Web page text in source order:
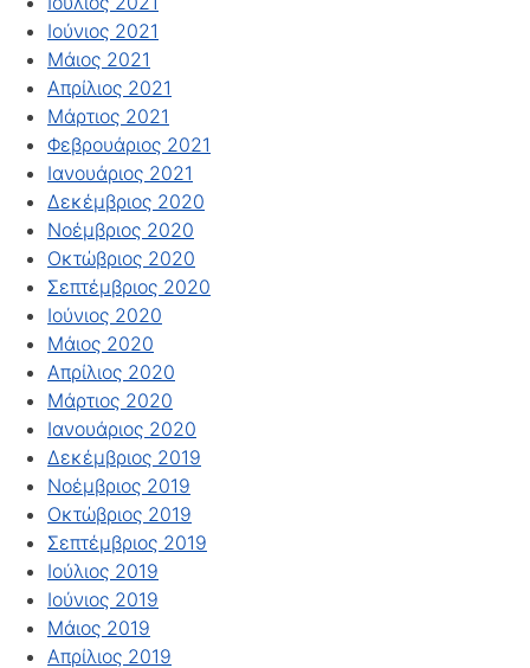
Ιούνιος 2021
Μάιος 2021
Απρίλιος 2021
Μάρτιος 2021
Φεβρουάριος 2021
Ιανουάριος 2021
Δεκέμβριος 2020
Νοέμβριος 2020
Οκτώβριος 2020
Σεπτέμβριος 2020
Ιούνιος 2020
Μάιος 2020
Απρίλιος 2020
Μάρτιος 2020
Ιανουάριος 2020
Δεκέμβριος 2019
Νοέμβριος 2019
Οκτώβριος 2019
Σεπτέμβριος 2019
Ιούλιος 2019
Ιούνιος 2019
Μάιος 2019
Απρίλιος 2019